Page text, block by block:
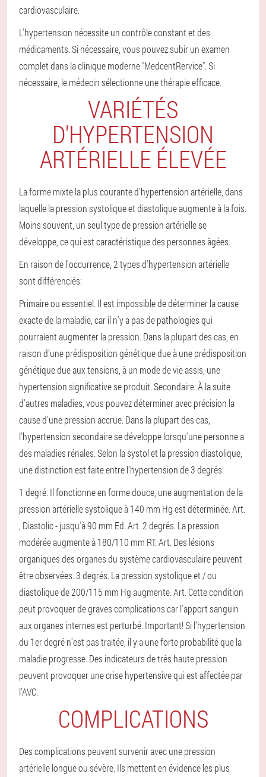
cardiovasculaire.
L'hypertension nécessite un contrôle constant et des
médicaments. Si nécessaire, vous pouvez subir un examen
complet dans la clinique moderne "MedcentRervice". Si
nécessaire, le médecin sélectionne une thérapie efficace.
VARIÉTÉS
D'HYPERTENSION
ARTÉRIELLE ÉLEVÉE
La forme mixte la plus courante d'hypertension artérielle, dans
laquelle la pression systolique et diastolique augmente à la fois.
Moins souvent, un seul type de pression artérielle se
développe, ce qui est caractéristique des personnes âgées.
En raison de l'occurrence, 2 types d'hypertension artérielle
sont différenciés:
Primaire ou essentiel. Il est impossible de déterminer la cause
exacte de la maladie, car il n'y a pas de pathologies qui
pourraient augmenter la pression. Dans la plupart des cas, en
raison d'une prédisposition génétique due à une prédisposition
génétique due aux tensions, à un mode de vie assis, une
hypertension significative se produit.Secondaire. À la suite
d'autres maladies, vous pouvez déterminer avec précision la
cause d'une pression accrue. Dans la plupart des cas,
l'hypertension secondaire se développe lorsqu'une personne a
des maladies rénales.Selon la systol et la pression diastolique,
une distinction est faite entre l'hypertension de 3 degrés:
1 degré. Il fonctionne en forme douce, une augmentation de la
pression artérielle systolique à 140 mm Hg est déterminée. Art.
, Diastolic - jusqu'à 90 mm Ed. Art.2 degrés. La pression
modérée augmente à 180/110 mm RT. Art. Des lésions
organiques des organes du système cardiovasculaire peuvent
être observées.3 degrés. La pression systolique et / ou
diastolique de 200/115 mm Hg augmente. Art. Cette condition
peut provoquer de graves complications car l'apport sanguin
aux organes internes est perturbé. Important! Si l'hypertension
du 1er degré n'est pas traitée, il y a une forte probabilité que la
maladie progresse. Des indicateurs de très haute pression
peuvent provoquer une crise hypertensive qui est affectée par
l'AVC.
COMPLICATIONS
Des complications peuvent survenir avec une pression
artérielle longue ou sévère. Ils mettent en évidence les plus